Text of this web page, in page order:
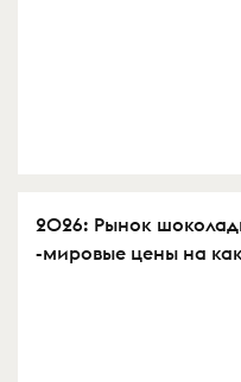
2026: Рынок
-мировые цены на